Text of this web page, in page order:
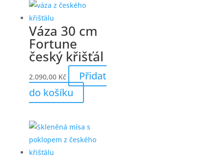
Váza 30 cm
Fortune
český křišťál
2.090,00 Kč
Přidat
do košíku